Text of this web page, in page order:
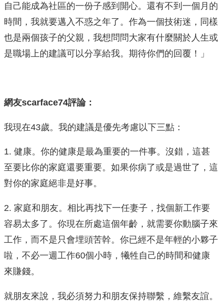
自己能成為社區的一份子感到開心。還有不到一個月的
時間，我就要邁入不惑之年了。作為一個技術迷，同樣
也是兩個孩子的父親，我想問問大家有什麼關於人生或
是職場上的建議可以分享給我。期待你們的回覆！」
網友scarface74評論：
我現在43歲。我的建議是優先考慮以下三點：
1. 健康。你的健康是最為重要的一件事。沒錯，這甚
至要比你的家庭還要重要。如果你病了或是過世了，這
對你的家庭絕非是好事。
2. 家庭和朋友。相比再找下一任妻子，找個新工作要
容易太多了。你現在所處這個年齡，就需要你動腦子來
工作，而不是只會埋頭苦幹。你已經不是年輕的小夥子
啦，不必一週工作60個小時，犧牲自己的時間和健康
來賺錢。
就朋友來說，我必須努力和朋友保持聯繫，維繫友誼。